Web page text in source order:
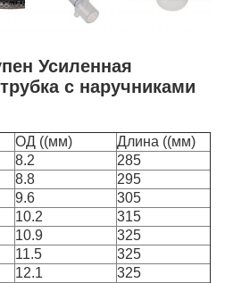
Усиленная
с наручниками
ОД ((мм)
Длина ((мм)
8.2
285
8.8
295
9.6
305
10.2
315
10.9
325
11.5
325
12.1
325